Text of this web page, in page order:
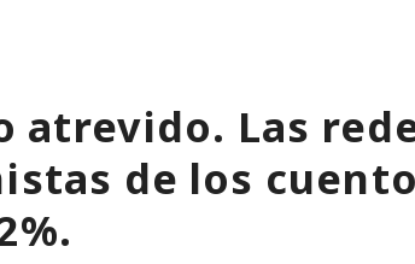
atrevido. Las
de los